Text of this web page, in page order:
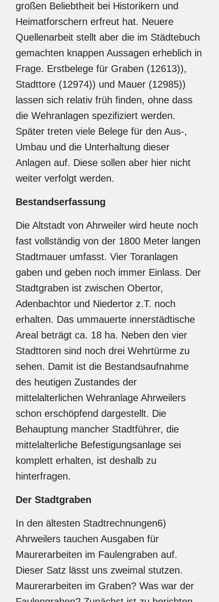
großen Beliebtheit bei Historikern und
Heimatforschern erfreut hat. Neuere
Quellenarbeit stellt aber die im Städtebuch
gemachten knappen Aussagen erheblich in
Frage. Erstbelege für Graben (12613)),
Stadttore (12974)) und Mauer (12985))
lassen sich relativ früh finden, ohne dass
die Wehranlagen spezifiziert werden.
Später treten viele Belege für den Aus-,
Umbau und die Unterhaltung dieser
Anlagen auf. Diese sollen aber hier nicht
weiter verfolgt werden.
Bestandserfassung
Die Altstadt von Ahrweiler wird heute noch
fast vollständig von der 1800 Meter langen
Stadtmauer umfasst. Vier Toranlagen
gaben und geben noch immer Einlass. Der
Stadtgraben ist zwischen Obertor,
Adenbachtor und Niedertor z.T. noch
erhalten. Das ummauerte innerstädtische
Areal beträgt ca. 18 ha. Neben den vier
Stadttoren sind noch drei Wehrtürme zu
sehen. Damit ist die Bestandsaufnahme
des heutigen Zustandes der
mittelalterlichen Wehranlage Ahrweilers
schon erschöpfend dargestellt. Die
Behauptung mancher Stadtführer, die
mittelalterliche Befestigungsanlage sei
komplett erhalten, ist deshalb zu
hinterfragen.
Der Stadtgraben
In den ältesten Stadtrechnungen6)
Ahrweilers tauchen Ausgaben für
Maurerarbeiten im Faulengraben auf.
Dieser Satz lässt uns zweimal stutzen.
Maurerarbeiten im Graben? Was war der